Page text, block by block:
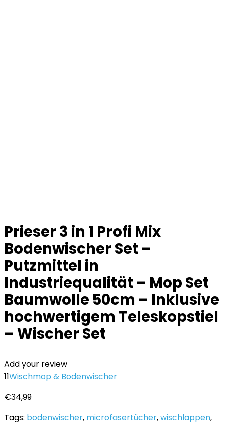
Prieser 3 in 1 Profi Mix
Bodenwischer Set –
Putzmittel in
Industriequalität – Mop Set
Baumwolle 50cm – Inklusive
hochwertigem Teleskopstiel
– Wischer Set
Add your review
11Wischmop & Bodenwischer
€34,99
Tags: bodenwischer, microfasertücher,wischlappen,